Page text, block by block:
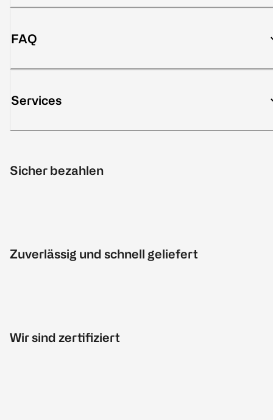
FAQ
Services
Sicher bezahlen
Zuverlässig und schnell geliefert
Wir sind zertifiziert